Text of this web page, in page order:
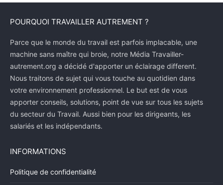
POURQUOI TRAVAILLER AUTREMENT ?
Parce que le monde du travail est parfois implacable, une
machine sans maître qui broie, notre Média Travailler-
autrement.org a décidé d'apporter un éclairage different.
Nous traitons de sujet qui vous touche au quotidien dans
votre environnement professionnel. Le but est de vous
apporter conseils, solutions, point de vue sur tous les sujets
du secteur du Travail. Aussi bien pour les dirigeants, les
salariés et les indépendants.
INFORMATIONS
Politique de confidentialité